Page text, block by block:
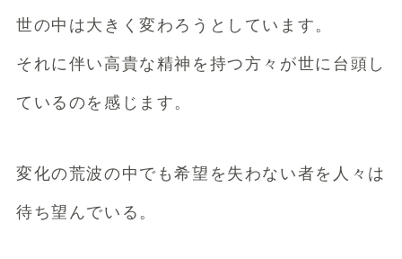
世の中は大きく変わろうとしています。
それに伴い高貴な精神を持つ方々が世に台頭し
ているのを感じます。
変化の荒波の中でも希望を失わない者を人々は
待ち望んでいる。